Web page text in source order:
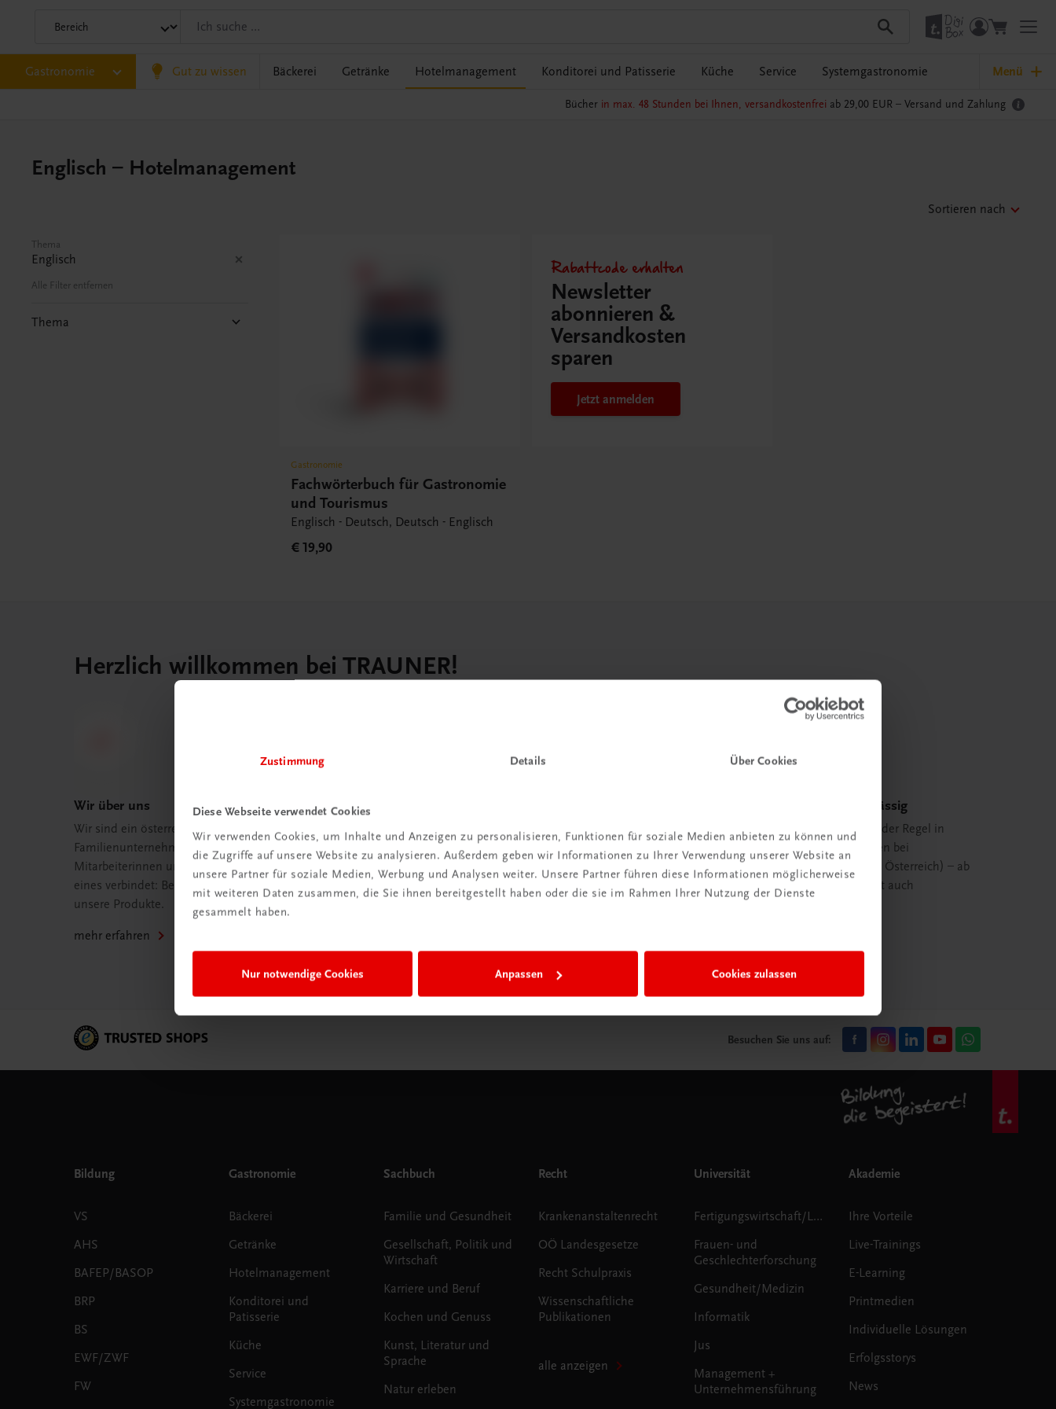
Zustimmung Details Über Cookies
Diese Webseite verwendet Cookies
Wir verwenden Cookies, um Inhalte und Anzeigen zu personalisieren, Funktionen für soziale Medien anbieten zu können und
die Zugriffe auf unsere Website zu analysieren. Außerdem geben wir Informationen zu Ihrer Verwendung unserer Website an
unsere Partner für soziale Medien, Werbung und Analysen weiter. Unsere Partner führen diese Informationen möglicherweise
mit weiteren Daten zusammen, die Sie ihnen bereitgestellt haben oder die sie im Rahmen Ihrer Nutzung der Dienste
gesammelt haben.
Nur notwendige Cookies Anpassen Cookies zulassen
Gastronomie Gut zu wissen Bäckerei Getränke Hotelmanagement Konditorei und Patisserie Küche Service Systemgastronomie Menü
Bücher in max. 48 Stunden bei Ihnen, versandkostenfrei ab 29,00 EUR – Versand und Zahlung
Englisch – Hotelmanagement
Sortieren nach
Thema
Englisch
Alle Filter entfernen
Thema
Gastronomie
Fachwörterbuch für Gastronomie
und Tourismus
Englisch - Deutsch, Deutsch - Englisch
€ 19,90
Rabattcode erhalten
Newsletter
abonnieren &
Versandkosten
sparen
Jetzt anmelden
Herzlich willkommen bei TRAUNER!
Wir über uns
Wir sind ein österreichisches
Familienunternehmen mit 75
Mitarbeiterinnen und Mitarbeitern, die
eines verbindet: Begeisterung für
unsere Produkte.
mehr erfahren
TRAUNER Verlag + Buchservice GmbH
Köglstraße 14 | 4020 Linz
Österreich/Austria
Tel.:
+43 732 778241
buchservice@trauner.at
mehr erfahren
Schnell und zuverlässig
Ihre Bestellung ist in der Regel in
spätestens 48 Stunden bei
Ihnen (innerhalb von Österreich) – ab
29,00 EUR Bestellwert auch
Besuchen Sie uns auf:
Bildung
VS
AHS
BAFEP/BASOP
BRP
BS
EWF/ZWF
FW
Gastronomie
Bäckerei
Getränke
Hotelmanagement
Konditorei und
Patisserie
Küche
Service
Systemgastronomie
Sachbuch
Familie und Gesundheit
Gesellschaft, Politik und
Wirtschaft
Karriere und Beruf
Kochen und Genuss
Kunst, Literatur und
Sprache
Natur erleben
Recht
Krankenanstaltenrecht
OÖ Landesgesetze
Recht Schulpraxis
Wissenschaftliche
Publikationen
alle anzeigen
Universität
Fertigungswirtschaft/Logistik
Frauen- und
Geschlechterforschung
Gesundheit/Medizin
Informatik
Jus
Management +
Unternehmensführung
Akademie
Ihre Vorteile
Live-Trainings
E-Learning
Printmedien
Individuelle Lösungen
Erfolgsstorys
News